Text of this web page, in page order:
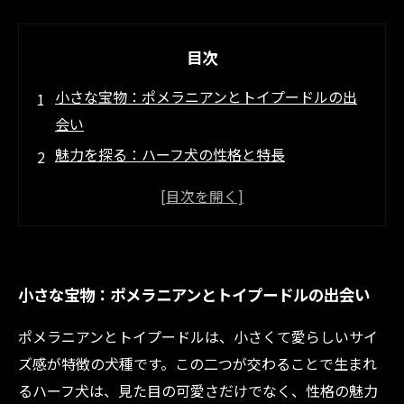
目次
小さな宝物：ポメラニアンとトイプードルの出
会い
魅力を探る：ハーフ犬の性格と特長
育てる楽しみ：ポメラニアンｘトイプードルハ
ポメラニアンとトイプードルの未来：愛と絆の
物語
あなたの家族にも！ハーフ犬の新しい仲間
小さな宝物：ポメラニアンとトイプードルの出会い
ポメラニアンとトイプードルは、小さくて愛らしいサイ
ズ感が特徴の犬種です。この二つが交わることで生まれ
るハーフ犬は、見た目の可愛さだけでなく、性格の魅力